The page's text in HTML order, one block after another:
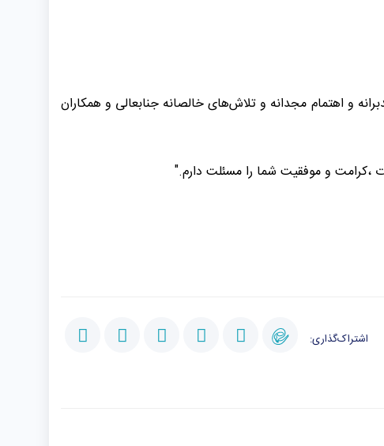
و اهتمام مجدانه و تلاش‌های خالصانه جنابعالی و همکاران
و موفقیت شما را مسئلت دارم."
اشتراک‌گذاری: